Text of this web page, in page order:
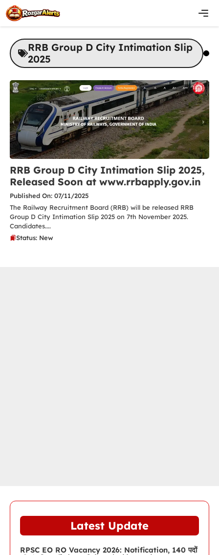
Skip
to
content
RRB Group D City Intimation Slip
2025
RRB Group D City Intimation Slip 2025,
Released Soon at www.rrbapply.gov.in
Published On: 07/11/2025
The Railway Recruitment Board (RRB) will be released RRB
Group D City Intimation Slip 2025 on 7th November 2025.
Candidates....
Status: New
Latest Update
RPSC EO RO Vacancy 2026: Notification, 140 पदों